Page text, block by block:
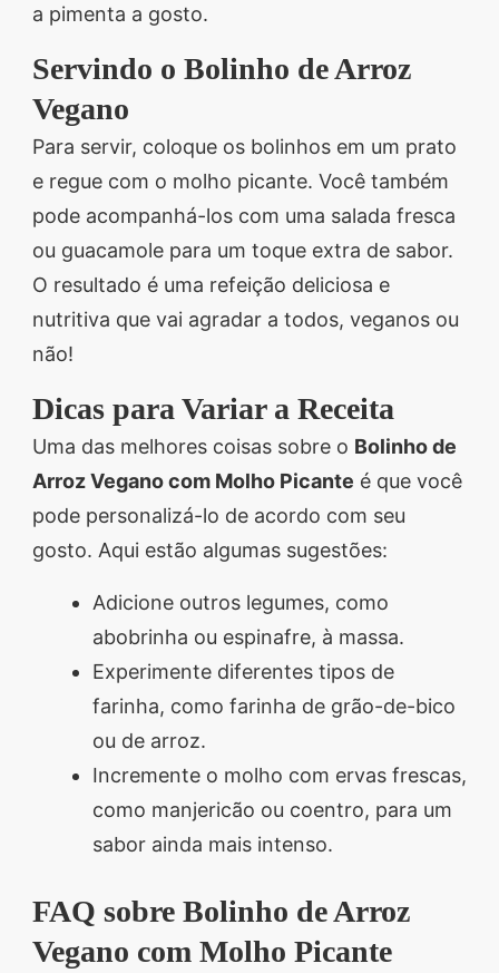
a pimenta a gosto.
Servindo o Bolinho de Arroz
Vegano
Para servir, coloque os bolinhos em um prato
e regue com o molho picante. Você também
pode acompanhá-los com uma salada fresca
ou guacamole para um toque extra de sabor.
O resultado é uma refeição deliciosa e
nutritiva que vai agradar a todos, veganos ou
não!
Dicas para Variar a Receita
Uma das melhores coisas sobre o Bolinho de
Arroz Vegano com Molho Picante é que você
pode personalizá-lo de acordo com seu
gosto. Aqui estão algumas sugestões:
Adicione outros legumes, como
abobrinha ou espinafre, à massa.
Experimente diferentes tipos de
farinha, como farinha de grão-de-bico
ou de arroz.
Incremente o molho com ervas frescas,
como manjericão ou coentro, para um
sabor ainda mais intenso.
FAQ sobre Bolinho de Arroz
Vegano com Molho Picante